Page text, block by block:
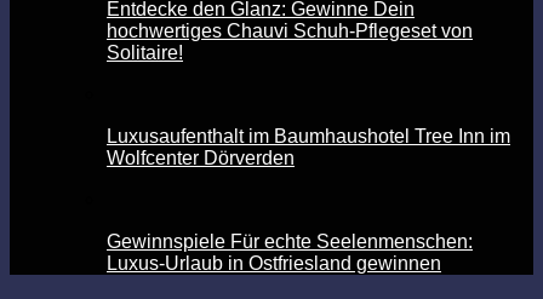
Entdecke den Glanz: Gewinne Dein
hochwertiges Chauvi Schuh-Pflegeset von
Solitaire!
Luxusaufenthalt im Baumhaushotel Tree Inn im
Wolfcenter Dörverden
Gewinnspiele Für echte Seelenmenschen:
Luxus-Urlaub in Ostfriesland gewinnen